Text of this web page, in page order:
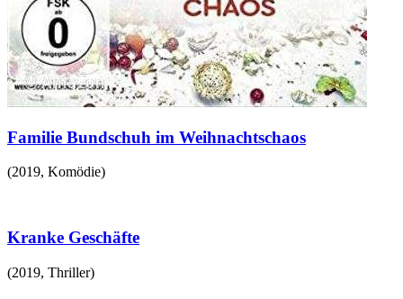
Familie Bundschuh im Weihnachtschaos
(2019, Komödie)
Kranke Geschäfte
(2019, Thriller)